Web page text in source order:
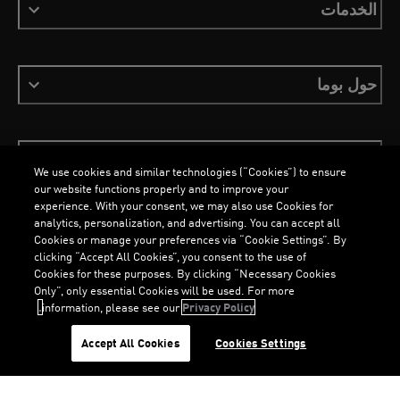
L
O
A
D
I
NG
.
..
الخدمات
حول بوما
ملفات تعريف الارتباطسياسة الخصوصيةImprint
العربية
جميع الحقوق محفوظة © PUMA, 2026
We use cookies and similar technologies (“Cookies”) to ensure
our website functions properly and to improve your
experience. With your consent, we may also use Cookies for
analytics, personalization, and advertising. You can accept all
Cookies or manage your preferences via “Cookie Settings”. By
clicking “Accept All Cookies”, you consent to the use of
Cookies for these purposes. By clicking “Necessary Cookies
Only”, only essential Cookies will be used. For more
information, please see ourPrivacy Policy.
Cookies Settings
Accept All Cookies